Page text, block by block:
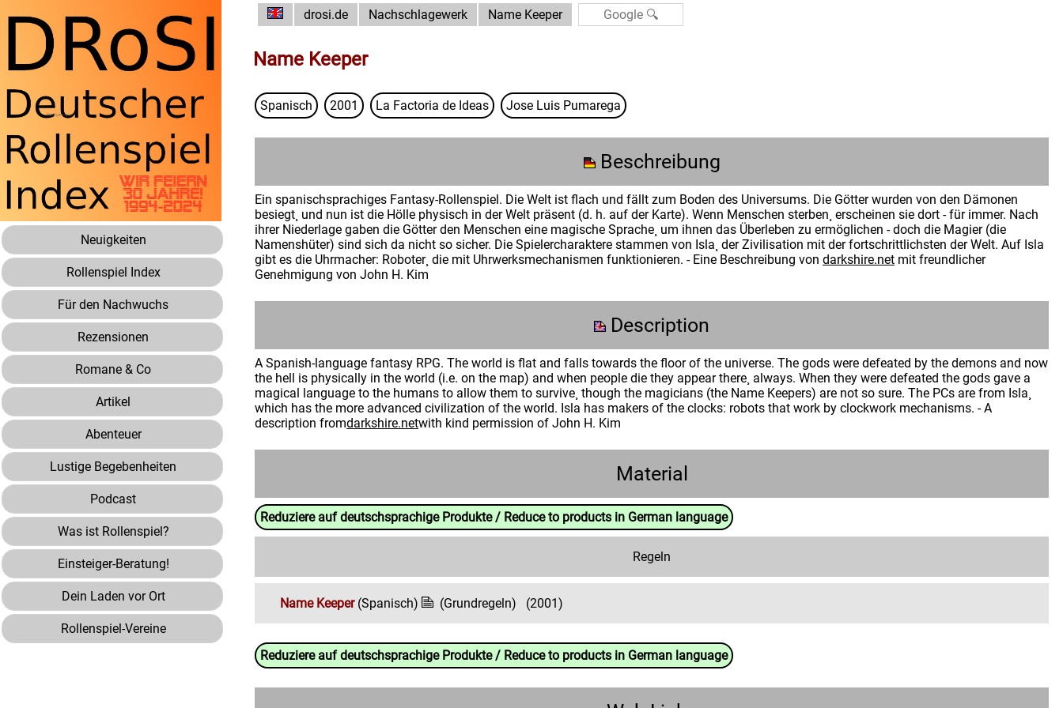
Neuigkeiten
Rollenspiel Index
Für den Nachwuchs
Rezensionen
Romane & Co
Artikel
Abenteuer
Lustige Begebenheiten
Podcast
Was ist Rollenspiel?
Einsteiger-Beratung!
Dein Laden vor Ort
Rollenspiel-Vereine
drosi.de Nachschlagewerk Name Keeper
Name Keeper
Spanisch 2001 La Factoria de Ideas Jose Luis Pumarega
Beschreibung
Ein spanischsprachiges Fantasy-Rollenspiel. Die Welt ist flach und fällt zum Boden des Universums. Die Götter wurden von den Dämonen
besiegt¸ und nun ist die Hölle physisch in der Welt präsent (d. h. auf der Karte). Wenn Menschen sterben¸ erscheinen sie dort - für immer. Nach
ihrer Niederlage gaben die Götter den Menschen eine magische Sprache¸ um ihnen das Überleben zu ermöglichen - doch die Magier (die
Namenshüter) sind sich da nicht so sicher. Die Spielercharaktere stammen von Isla¸ der Zivilisation mit der fortschrittlichsten der Welt. Auf Isla
gibt es die Uhrmacher: Roboter¸ die mit Uhrwerksmechanismen funktionieren. - Eine Beschreibung von darkshire.net mit freundlicher
Genehmigung von John H. Kim
Description
A Spanish-language fantasy RPG. The world is flat and falls towards the floor of the universe. The gods were defeated by the demons and now
the hell is physically in the world (i.e. on the map) and when people die they appear there¸ always. When they were defeated the gods gave a
magical language to the humans to allow them to survive¸ though the magicians (the Name Keepers) are not so sure. The PCs are from Isla¸
which has the more advanced civilization of the world. Isla has makers of the clocks: robots that work by clockwork mechanisms. - A
description fromdarkshire.netwith kind permission of John H. Kim
Material
Reduziere auf deutschsprachige Produkte / Reduce to products in German language
Regeln
Name Keeper (Spanisch) (Grundregeln) (2001)
Reduziere auf deutschsprachige Produkte / Reduce to products in German language